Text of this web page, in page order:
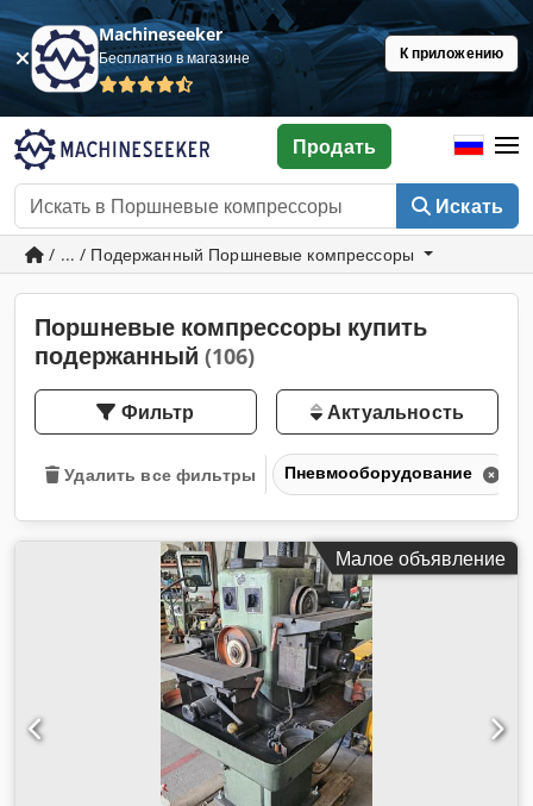
Machineseeker
Бесплатно в магазине К приложению
Искать
Продать
/ ... / Подержанный Поршневые компрессоры
Поршневые компрессоры купить
подержанный (106)
Фильтр Актуальность
Удалить все фильтры Пневмооборудование
Малое объявление